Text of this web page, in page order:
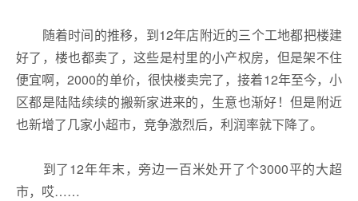
随着时间的推移，到12年店附近的三个工地都把楼建
好了，楼也都卖了，这些是村里的小产权房，但是架不住
便宜啊，2000的单价，很快楼卖完了，接着12年至今，小
区都是陆陆续续的搬新家进来的，生意也渐好！但是附近
也新增了几家小超市，竞争激烈后，利润率就下降了。
到了12年年末，旁边一百米处开了个3000平的大超
市，哎……